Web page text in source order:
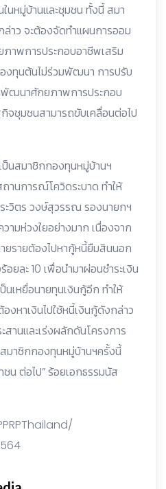
นหมู่บ้านและชุมชน ทั้งนี้ สมา
าว จะต้องจัดทำแผนการออม
าพการประกอบอาชีพเสริม
องทุนต้นไม่ร่วมพัฒนา การปรับ
ฒนาศักยภาพการประกอบ
จชุมชนสามารถขับเคลื่อนต่อไป
ป็นสมาชิกกองทุนหมู่บ้านฯ
านการณ์โควิดระบาด ทำให้
ะวิตร วงษ์สุวรรณ รองนายกฯ
ามห่วงใยอย่างมาก เนื่องจาก
ยรายต้องไปหากู้หนี้ยืมสินนอก
ยละ 10 เพื่อนำมาผ่อนชำระเงิน
เหยื่อนายทุนเงินกู้อีก ทำให้
งหาเงินไปใช้หนี้เงินกู้ดังกล่าว
สานและเร่งผลักดันโครงการ
มาชิกกองทุนหมู่บ้านฯครั้งนี้
น ต่อไป” ร้อยเอกธรรมนัส